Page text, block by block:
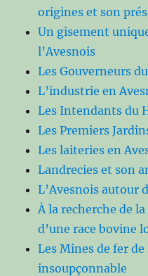
origines et son
Un gisement
l’Avesnois
Les Gouverneurs
L’industrie en
Les Intendants du
Les Premiers
Les laiteries en
Landrecies et son
L’Avesnois autour
À la recherche de
d’une race bovine
Les Mines de fer de
insoupçonnable